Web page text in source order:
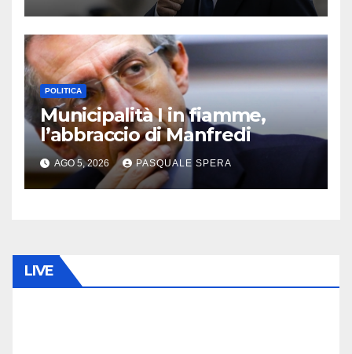
POLITICA
Municipalità I in fiamme,
l’abbraccio di Manfredi
AGO 5, 2026 PASQUALE SPERA
LIVE